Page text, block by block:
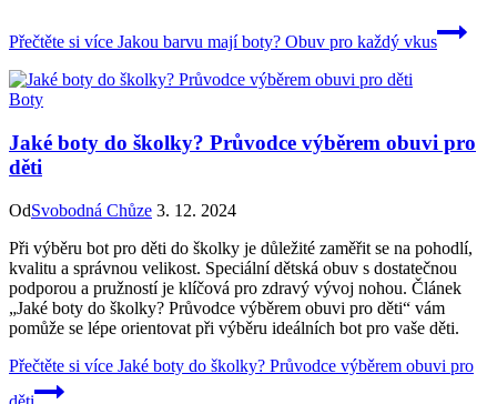
Přečtěte si více Jakou barvu mají boty? Obuv pro každý vkus
Boty
Jaké boty do školky? Průvodce výběrem obuvi pro
děti
OdSvobodná Chůze 3. 12. 2024
Při výběru bot pro děti do školky je důležité zaměřit se na pohodlí,
kvalitu a správnou velikost. Speciální dětská obuv s dostatečnou
podporou a pružností je klíčová pro zdravý vývoj nohou. Článek
„Jaké boty do školky? Průvodce výběrem obuvi pro děti“ vám
pomůže se lépe orientovat při výběru ideálních bot pro vaše děti.
Přečtěte si více Jaké boty do školky? Průvodce výběrem obuvi pro